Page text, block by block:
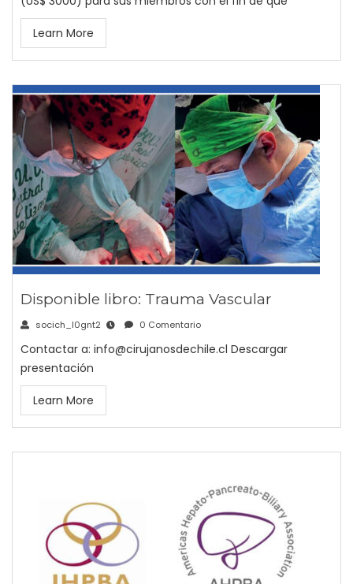
Learn More
Disponible libro: Trauma Vascular
socich_l0gnt2 0 Comentario
Contactar a: info@cirujanosdechile.cl Descargar
presentación
Learn More